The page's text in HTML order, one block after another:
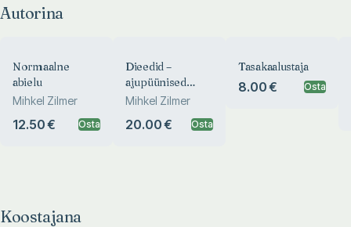
Autorina
Normaalne
abielu
Mihkel Zilmer
12.50 € Osta
Dieedid –
ajupüünised
taldrikul
Mihkel Zilmer
20.00 € Osta
Tasakaalustaja
8.00 € Osta
Koostajana